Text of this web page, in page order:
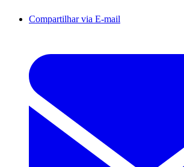
Compartilhar via E-mail